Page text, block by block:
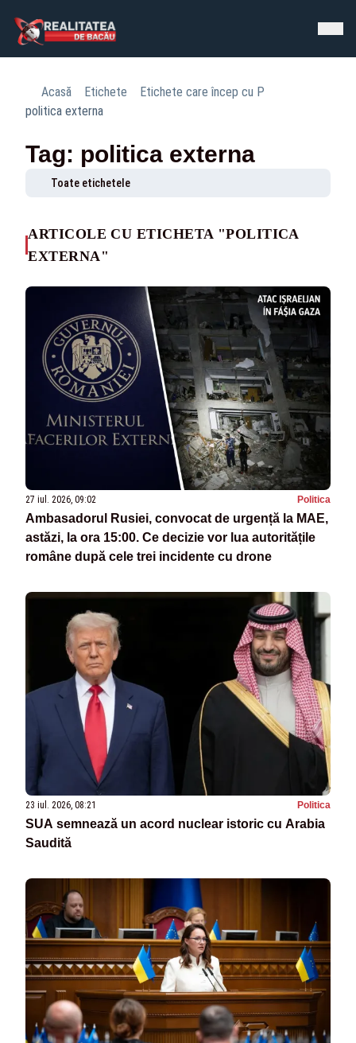
Acasă Etichete
Etichete care încep cu P
politica externa
Tag: politica externa
Toate etichetele
ARTICOLE CU ETICHETA "POLITICA
EXTERNA"
27 iul. 2026, 09:02 Politica
Ambasadorul Rusiei, convocat de urgență la MAE,
astăzi, la ora 15:00. Ce decizie vor lua autoritățile
române după cele trei incidente cu drone
23 iul. 2026, 08:21 Politica
SUA semnează un acord nuclear istoric cu Arabia
Saudită